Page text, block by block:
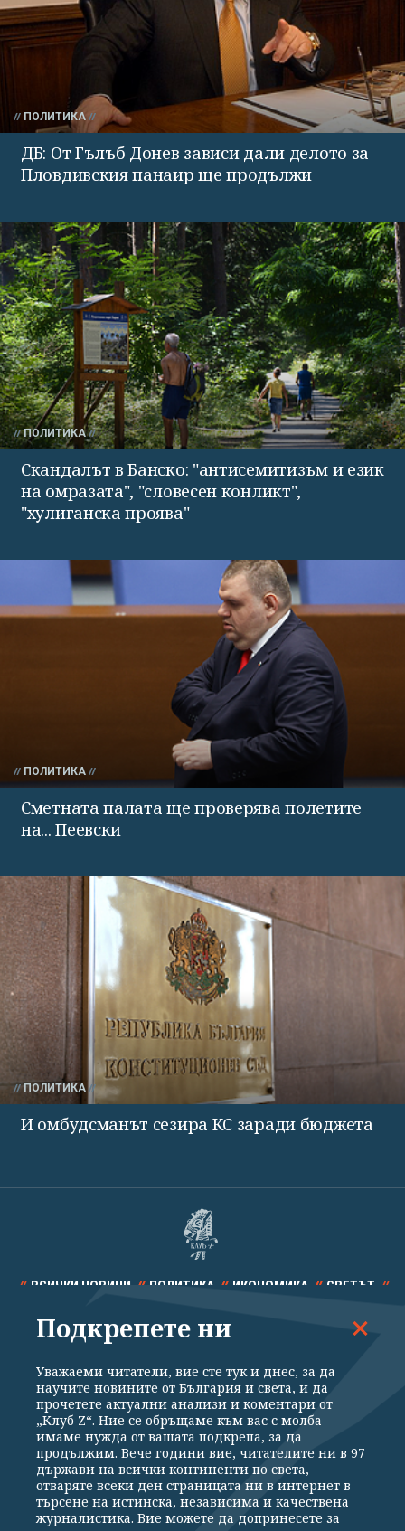
ПОЛИТИКА
ДБ: От Гълъб Донев зависи дали делото за
Пловдивския панаир ще продължи
ПОЛИТИКА
Скандалът в Банско: "антисемитизъм и език
на омразата", "словесен конликт",
"хулиганска проява"
ПОЛИТИКА
Сметната палата ще проверява полетите
на... Пеевски
ПОЛИТИКА
И омбудсманът сезира КС заради бюджета
ВСИЧКИ НОВИНИ ПОЛИТИКА ИКОНОМИКА СВЕТЪТ
СПОРТ КУЛТУРА ТЕХНОЛОГИИ КАЛЕЙДОСКОП
Общи условия
Политика за поверителност
Реклама
Партньори Контакти
За Клуб Z
Екип
Подкрепете ни
Подкрепете ни
Уважаеми читатели, вие сте тук и днес, за да
научите новините от България и света, и да
прочетете актуални анализи и коментари от
„Клуб Z“. Ние се обръщаме към вас с молба –
имаме нужда от вашата подкрепа, за да
продължим. Вече години вие, читателите ни в 97
държави на всички континенти по света,
отваряте всеки ден страницата ни в интернет в
търсене на истинска, независима и качествена
журналистика. Вие можете да допринесете за